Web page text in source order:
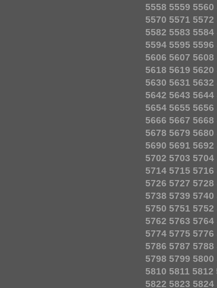
5558 5559 5560
5570 5571 5572
5582 5583 5584
5594 5595 5596
5606 5607 5608
5618 5619 5620
5630 5631 5632
5642 5643 5644
5654 5655 5656
5666 5667 5668
5678 5679 5680
5690 5691 5692
5702 5703 5704
5714 5715 5716
5726 5727 5728
5738 5739 5740
5750 5751 5752
5762 5763 5764
5774 5775 5776
5786 5787 5788
5798 5799 5800
5810 5811 5812
5822 5823 5824